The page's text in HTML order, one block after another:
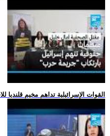
.. القوات الإسرائيلية تداهم مخيم قلنديا